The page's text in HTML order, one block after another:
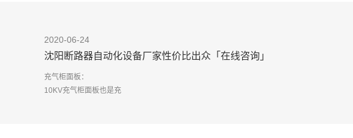
2020-06-24
沈阳断路器自动化设备厂家性价比出众「在线咨询」
充气柜面板：
10KV充气柜面板也是充